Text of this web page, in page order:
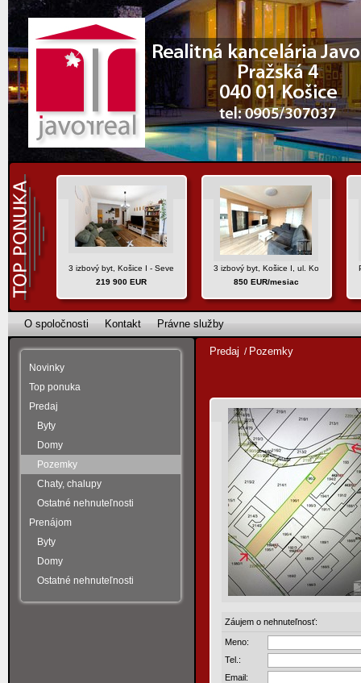
3 izbový byt, Košice I - Sever, ul. Hlinkova
219 900 EUR
3 izbový byt, Košice I, ul. Komenského
850 EUR/mesiac
O spoločnosti Kontakt Právne služby
Novinky
Top ponuka
Predaj
Byty
Domy
Pozemky
Chaty, chalupy
Ostatné nehnuteľnosti
Prenájom
Byty
Domy
Ostatné nehnuteľnosti
Predaj / Pozemky
Záujem o nehnuteľnosť:
Meno:
Tel.:
Email: